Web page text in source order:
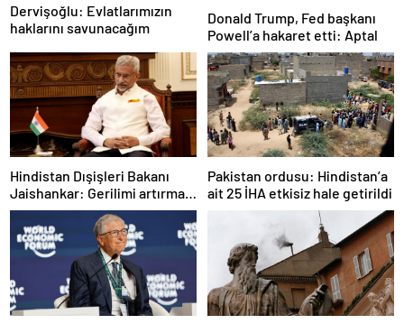
Dervişoğlu: Evlatlarımızın
haklarını savunacağım
Donald Trump, Fed başkanı
Powell’a hakaret etti: Aptal
Hindistan Dışişleri Bakanı
Jaishankar: Gerilimi artırmak
gibi bir niyetimiz yok
Pakistan ordusu: Hindistan’a
ait 25 İHA etkisiz hale getirildi